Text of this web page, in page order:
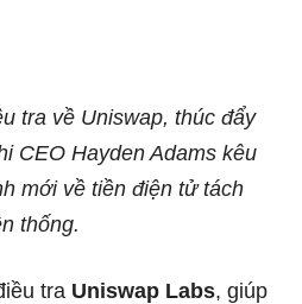
tra về Uniswap, thúc đẩy
CEO Hayden Adams kêu
mới về tiền điện tử tách
thống.
tra Uniswap Labs, giúp